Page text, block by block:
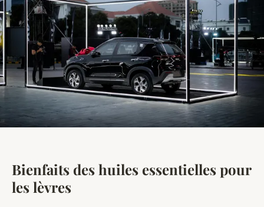
Bienfaits des huiles essentielles pour
les lèvres